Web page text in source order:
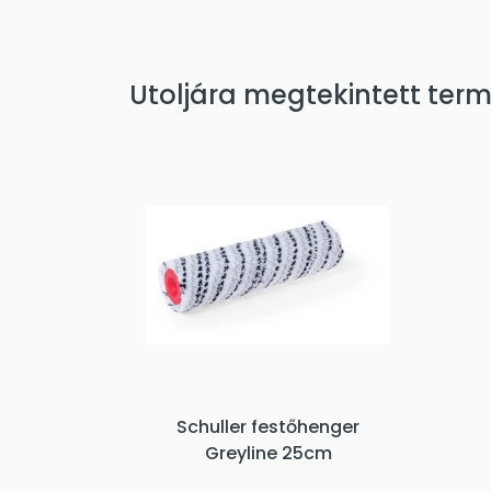
Utoljára megtekintett
Schuller festőhenger
Greyline 25cm